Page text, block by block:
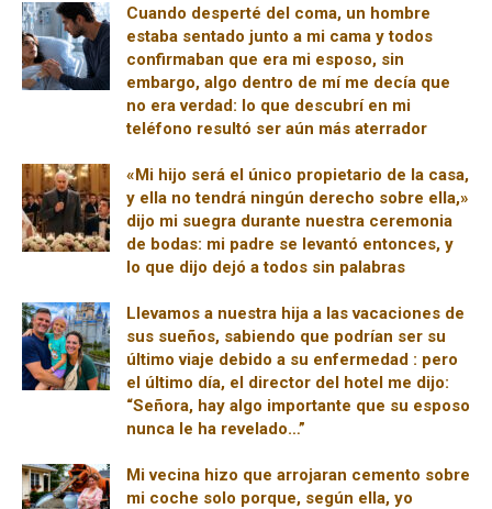
Cuando desperté del coma, un hombre
estaba sentado junto a mi cama y todos
confirmaban que era mi esposo, sin
embargo, algo dentro de mí me decía que
no era verdad: lo que descubrí en mi
teléfono resultó ser aún más aterrador
«Mi hijo será el único propietario de la casa,
y ella no tendrá ningún derecho sobre ella,»
dijo mi suegra durante nuestra ceremonia
de bodas: mi padre se levantó entonces, y
lo que dijo dejó a todos sin palabras
Llevamos a nuestra hija a las vacaciones de
sus sueños, sabiendo que podrían ser su
último viaje debido a su enfermedad : pero
el último día, el director del hotel me dijo:
“Señora, hay algo importante que su esposo
nunca le ha revelado…”
Mi vecina hizo que arrojaran cemento sobre
mi coche solo porque, según ella, yo